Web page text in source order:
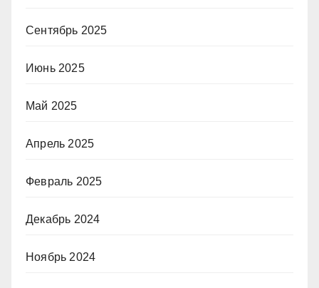
Сентябрь 2025
Июнь 2025
Май 2025
Апрель 2025
Февраль 2025
Декабрь 2024
Ноябрь 2024